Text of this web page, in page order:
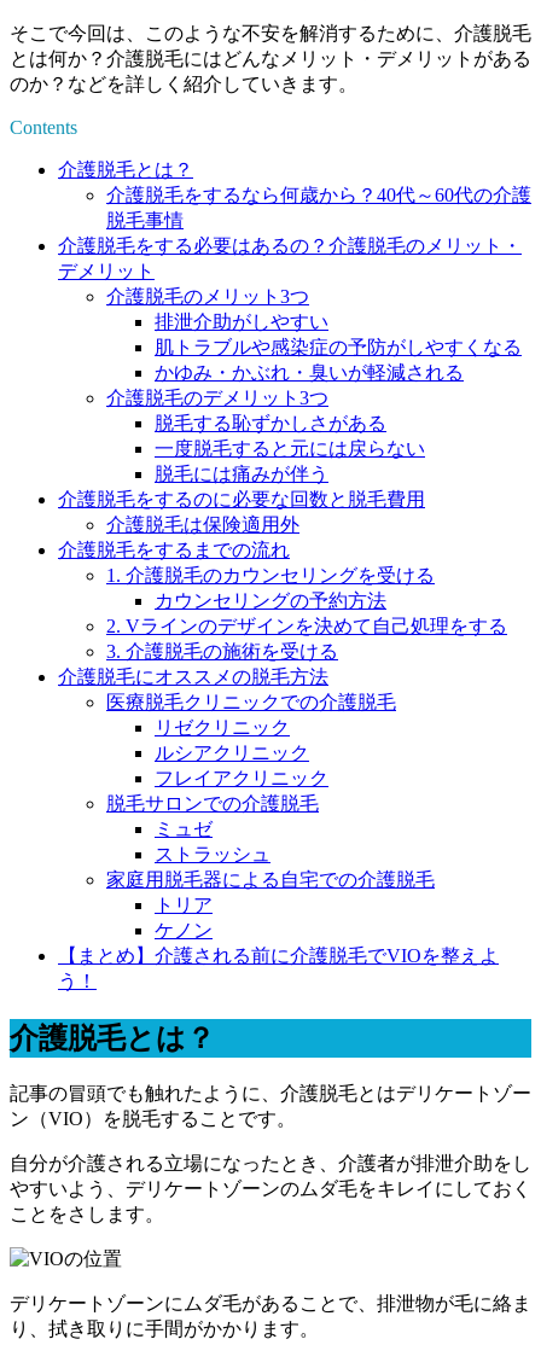
そこで今回は、このような不安を解消するために、介護脱毛
とは何か？介護脱毛にはどんなメリット・デメリットがある
のか？などを詳しく紹介していきます。
Contents
介護脱毛とは？
介護脱毛をするなら何歳から？40代～60代の介護
脱毛事情
介護脱毛をする必要はあるの？介護脱毛のメリット・
デメリット
介護脱毛のメリット3つ
排泄介助がしやすい
肌トラブルや感染症の予防がしやすくなる
かゆみ・かぶれ・臭いが軽減される
介護脱毛のデメリット3つ
脱毛する恥ずかしさがある
一度脱毛すると元には戻らない
脱毛には痛みが伴う
介護脱毛をするのに必要な回数と脱毛費用
介護脱毛は保険適用外
介護脱毛をするまでの流れ
1. 介護脱毛のカウンセリングを受ける
カウンセリングの予約方法
2. Vラインのデザインを決めて自己処理をする
3. 介護脱毛の施術を受ける
介護脱毛にオススメの脱毛方法
医療脱毛クリニックでの介護脱毛
リゼクリニック
ルシアクリニック
フレイアクリニック
脱毛サロンでの介護脱毛
ミュゼ
ストラッシュ
家庭用脱毛器による自宅での介護脱毛
トリア
ケノン
【まとめ】介護される前に介護脱毛でVIOを整えよ
う！
介護脱毛とは？
記事の冒頭でも触れたように、介護脱毛とはデリケートゾー
ン（VIO）を脱毛することです。
自分が介護される立場になったとき、介護者が排泄介助をし
やすいよう、デリケートゾーンのムダ毛をキレイにしておく
ことをさします。
デリケートゾーンにムダ毛があることで、排泄物が毛に絡ま
り、拭き取りに手間がかかります。